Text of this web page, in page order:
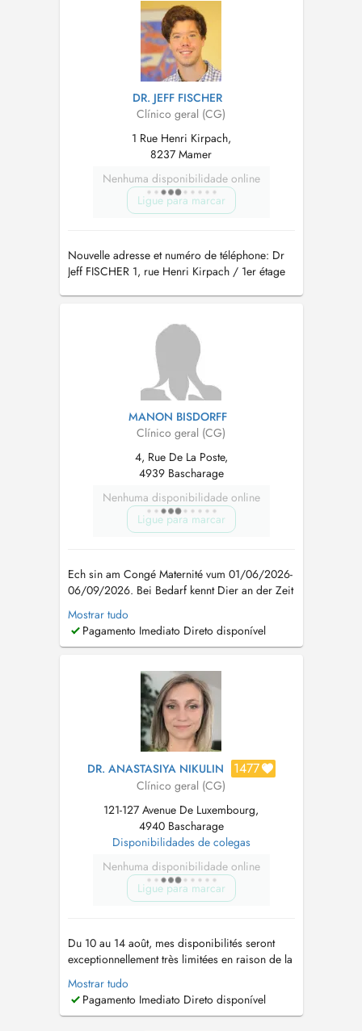
DR. JEFF FISCHER
Clínico geral (CG)
1 Rue Henri Kirpach,
8237 Mamer
Nenhuma disponibilidade online
Ligue para marcar
Nouvelle adresse et numéro de téléphone: Dr
Jeff FISCHER 1, rue Henri Kirpach / 1er étage
MANON BISDORFF
Clínico geral (CG)
4, Rue De La Poste,
4939 Bascharage
Nenhuma disponibilidade online
Ligue para marcar
Ech sin am Congé Maternité vum 01/06/2026-
06/09/2026. Bei Bedarf kennt Dier an der Zeit
an den Cabinet vum Dr Koullen zu Schuller
goen oder bei den Dr Signorino zu
Bascharage am Active Health Center. Wann kee
mech op dëser Nummer erreechen 20 33 10
Mostrar tudo
Pagamento Imediato Direto disponível
DR. ANASTASIYA NIKULIN 1477
Clínico geral (CG)
121-127 Avenue De Luxembourg,
4940 Bascharage
Disponibilidades de colegas
Nenhuma disponibilidade online
Ligue para marcar
Du 10 au 14 août, mes disponibilités seront
exceptionnellement très limitées en raison de la
fermeture de la crèche. Le Dr Signorino reste
disponible au cabinet afin d'assurer votre prise
en charge si nécessaire. Besoin dun rendez-
Mostrar tudo
Pagamento Imediato Direto disponível